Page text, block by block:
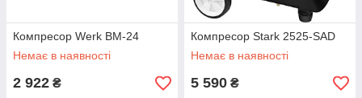
Компресор Werk BM-24
Немає в наявності
2 922 ₴
Компресор Stark 2525-SAD
Немає в наявності
5 590 ₴